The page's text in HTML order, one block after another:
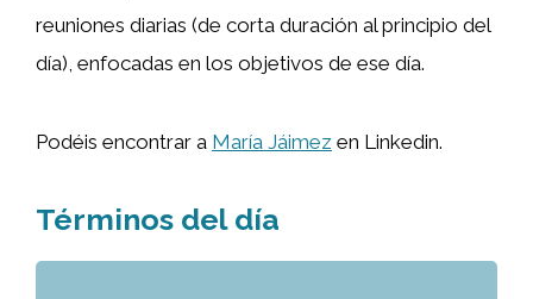
reuniones diarias (de corta duración al principio del
día), enfocadas en los objetivos de ese día.
Podéis encontrar a María Jáimez en Linkedin.
Términos del día